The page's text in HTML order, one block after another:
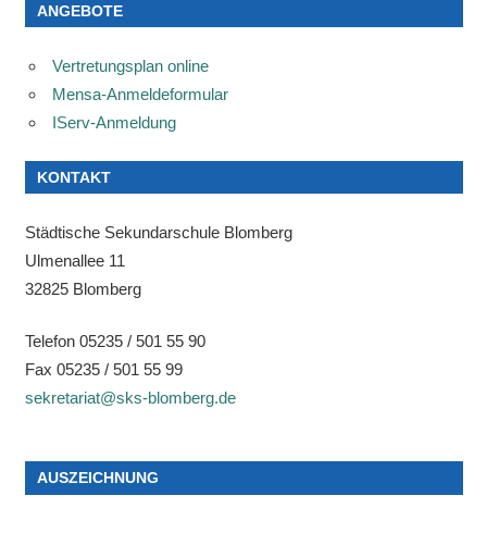
ANGEBOTE
Vertretungsplan online
Mensa-Anmeldeformular
IServ-Anmeldung
KONTAKT
Städtische Sekundarschule Blomberg
Ulmenallee 11
32825 Blomberg
Telefon 05235 / 501 55 90
Fax 05235 / 501 55 99
sekretariat@sks-blomberg.de
AUSZEICHNUNG